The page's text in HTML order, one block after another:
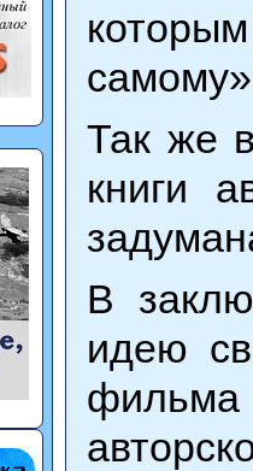
самому»
Так же
книги
В
идею